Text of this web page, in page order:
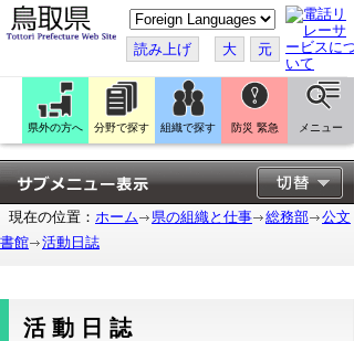
こ
の
ペ
ー
ジ
翻
訳
す
る
読み上げ 大 元
県外の方へ 分野で探す 組織で探す 防災 緊急 メニュー
現在の位置： ホーム 県の組織と仕事 総務部
公文
書館
活動日誌
活動日誌